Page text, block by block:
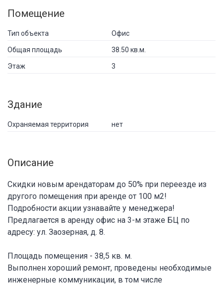
Помещение
Тип объекта Офис
Общая площадь 38.50 кв.м.
Этаж 3
Здание
Охраняемая территория нет
Описание
Скидки новым арендаторам до 50% при переезде из
другого помещения при аренде от 100 м2!
Подробности акции узнавайте у менеджера!
Предлагается в аренду офис на 3-м этаже БЦ по
адресу: ул. Заозерная, д. 8.
Площадь помещения - 38,5 кв. м.
Выполнен хороший ремонт, проведены необходимые
инженерные коммуникации, в том числе